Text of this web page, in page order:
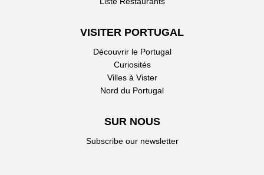
VISITER PORTUGAL
Découvrir le Portugal
Curiosités
Villes à Vister
Nord du Portugal
SUR NOUS
Subscribe our newsletter